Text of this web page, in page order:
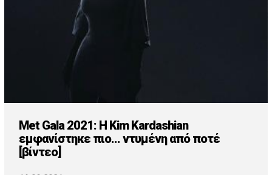
Met Gala 2021: Η Kim Kardashian
εμφανίστηκε πιο... ντυμένη από ποτέ
[βίντεο]